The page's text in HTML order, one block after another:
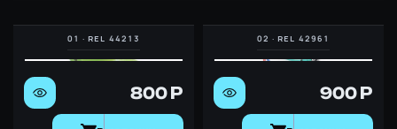
800 Р 900 Р